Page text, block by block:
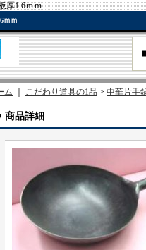
厚1.6ｍｍ
ｍｍ
ム こだわり道具の1品 > 中華片手
商品詳細